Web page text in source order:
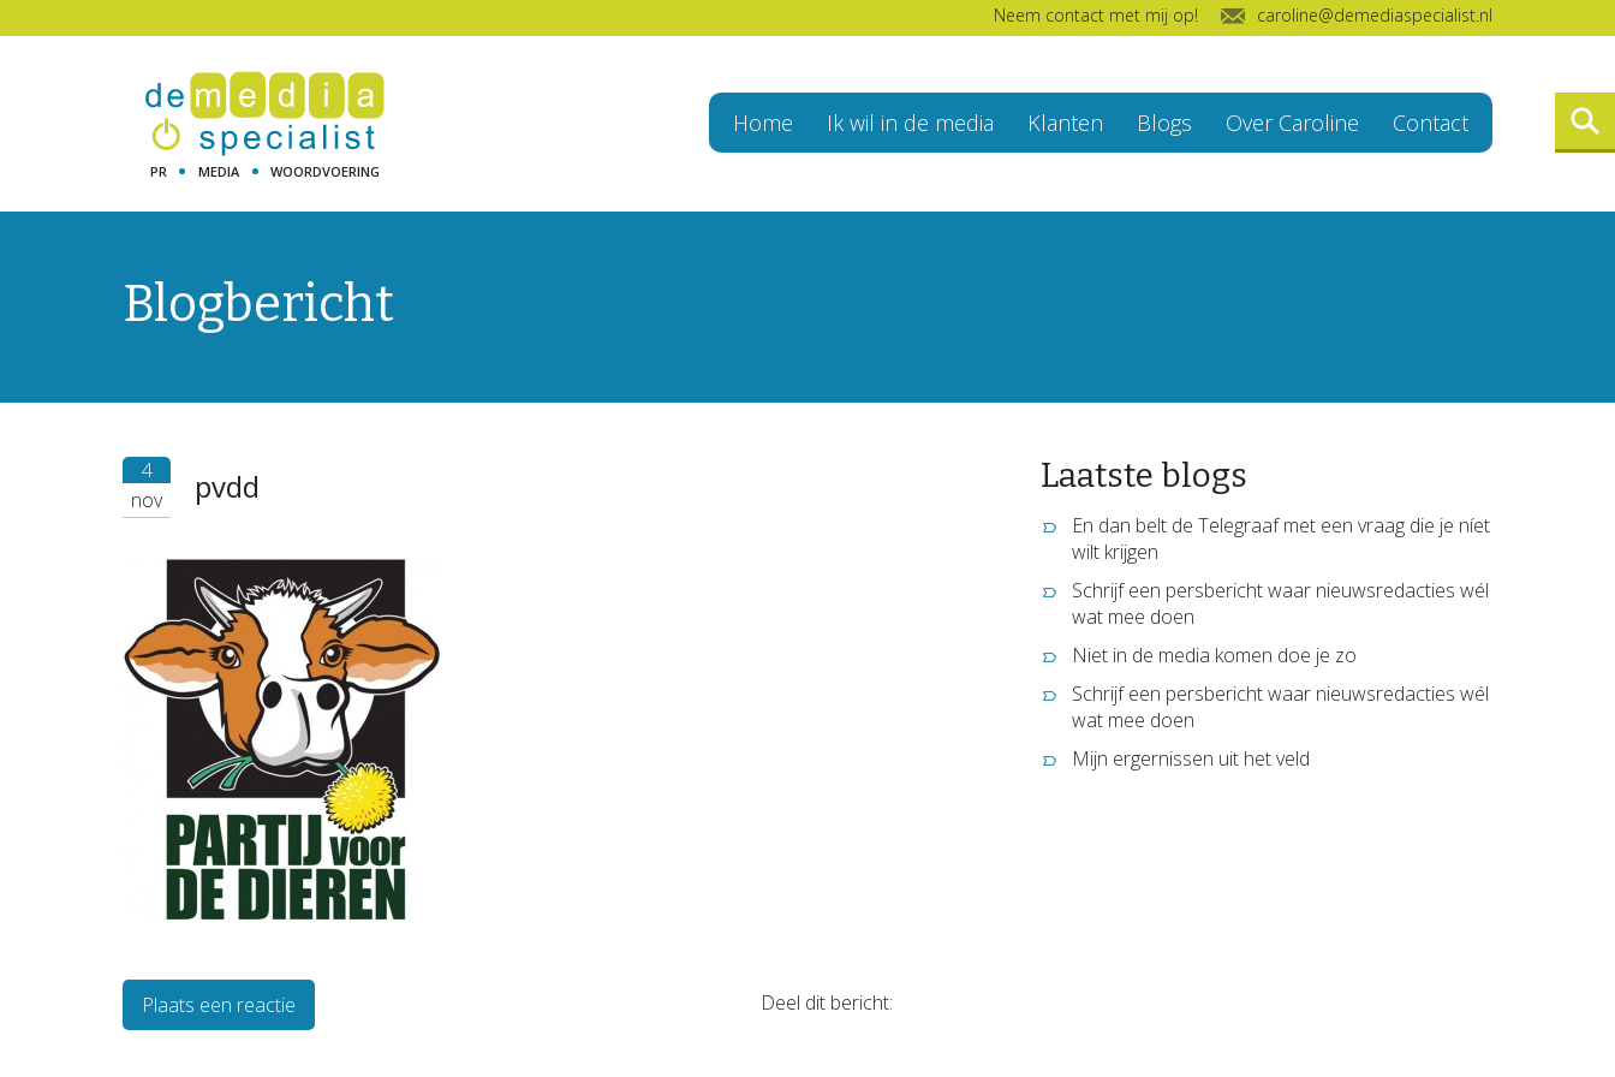
Neem contact met mij op! caroline@demediaspecialist.nl
PR MEDIA WOORDVOERING
Home Ik wil in de media Klanten Blogs Over Caroline Contact
Blogbericht
4
nov
pvdd
Deel dit bericht:
Plaats een reactie
Laatste blogs
En dan belt de Telegraaf met een vraag die je níet
wilt krijgen
Schrijf een persbericht waar nieuwsredacties wél
wat mee doen
Niet in de media komen doe je zo
Schrijf een persbericht waar nieuwsredacties wél
wat mee doen
Mijn ergernissen uit het veld